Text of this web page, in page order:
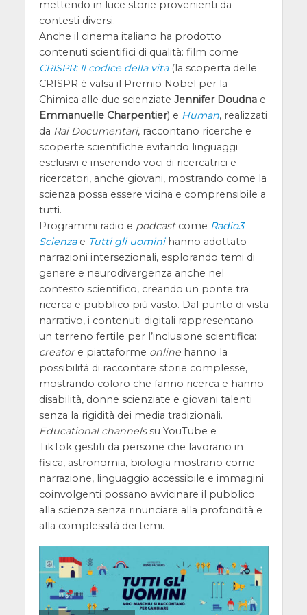
mettendo in luce storie provenienti da
contesti diversi.
Anche il cinema italiano ha prodotto
contenuti scientifici di qualità: film come
CRISPR: Il codice della vita(la scoperta delle
CRISPR è valsa il Premio Nobel per la
Chimica alle due scienziate Jennifer Doudnae
Emmanuelle Charpentier) e Human, realizzati
da Rai Documentari, raccontano ricerche e
scoperte scientifiche evitando linguaggi
esclusivi e inserendo voci di ricercatrici e
ricercatori, anche giovani, mostrando come la
scienza possa essere vicina e comprensibile a
tutti.
Programmi radio e podcastcome Radio3
Scienzae Tutti gli uominihanno adottato
narrazioni intersezionali, esplorando temi di
genere e neurodivergenza anche nel
contesto scientifico, creando un ponte tra
ricerca e pubblico più vasto. Dal punto di vista
narrativo, i contenuti digitali rappresentano
un terreno fertile per l’inclusione scientifica:
creatore piattaforme onlinehanno la
possibilità di raccontare storie complesse,
mostrando coloro che fanno ricerca e hanno
disabilità, donne scienziate e giovani talenti
senza la rigidità dei media tradizionali.
Educational channelssu YouTube e
TikTok gestiti da persone che lavorano in
fisica, astronomia, biologia mostrano come
narrazione, linguaggio accessibile e immagini
coinvolgenti possano avvicinare il pubblico
alla scienza senza rinunciare alla profondità e
alla complessità dei temi.